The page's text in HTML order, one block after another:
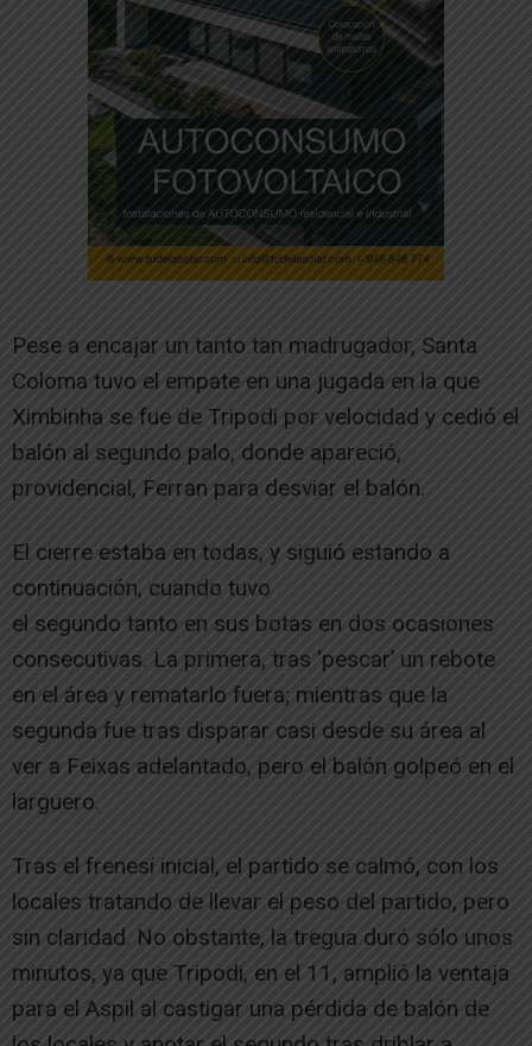
Pese a encajar un tanto tan madrugador, Santa
Coloma tuvo el empate en una jugada en la que
Ximbinha se fue de Tripodi por velocidad y cedió el
balón al segundo palo, donde apareció,
providencial, Ferran para desviar el balón.
El cierre estaba en todas, y siguió estando a
continuación, cuando tuvo
el segundo tanto en sus botas en dos ocasiones
consecutivas. La primera, tras ‘pescar’ un rebote
en el área y rematarlo fuera; mientras que la
segunda fue tras disparar casi desde su área al
ver a Feixas adelantado, pero el balón golpeó en el
larguero.
Tras el frenesí inicial, el partido se calmó, con los
locales tratando de llevar el peso del partido, pero
sin claridad. No obstante, la tregua duró sólo unos
minutos, ya que Tripodi, en el 11, amplió la ventaja
para el Aspil al castigar una pérdida de balón de